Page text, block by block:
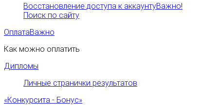
Восстановление доступа к аккаунтуВажно!
Поиск по сайту
ОплатаВажно
Как можно оплатить
Дипломы
Личные странички результатов
«Конкурсита - Бонус»